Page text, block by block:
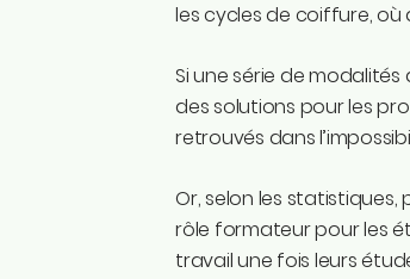
les cycles de coiffure, où
Si une série de
des solutions pour les
retrouvés dans
Or, selon les
rôle formateur pour les
travail une fois leurs